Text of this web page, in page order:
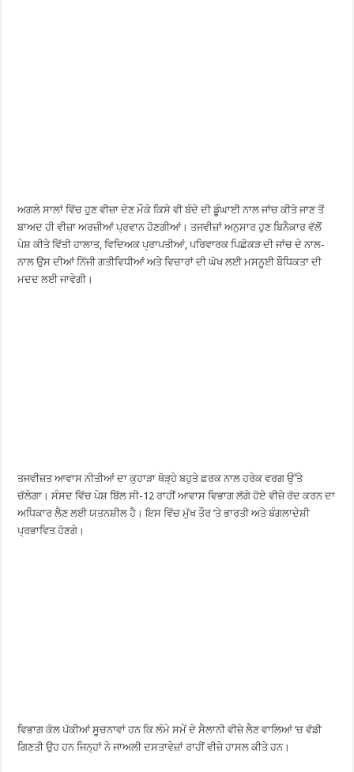
ਅਗਲੇ ਸਾਲਾਂ ਵਿੱਚ ਹੁਣ ਵੀਜ਼ਾ ਦੇਣ ਮੌਕੇ ਕਿਸੇ ਵੀ ਬੰਦੇ ਦੀ ਡੂੰਘਾਈ ਨਾਲ ਜਾਂਚ ਕੀਤੇ ਜਾਣ ਤੋਂ
ਬਾਅਦ ਹੀ ਵੀਜ਼ਾ ਅਰਜ਼ੀਆਂ ਪ੍ਰਵਾਨ ਹੋਣਗੀਆਂ। ਤਜਵੀਜ਼ਾਂ ਅਨੁਸਾਰ ਹੁਣ ਬਿਨੈਕਾਰ ਵੱਲੋਂ
ਪੇਸ਼ ਕੀਤੇ ਵਿੱਤੀ ਹਾਲਾਤ, ਵਿਦਿਅਕ ਪ੍ਰਾਪਤੀਆਂ, ਪਰਿਵਾਰਕ ਪਿਛੋਕੜ ਦੀ ਜਾਂਚ ਦੇ ਨਾਲ-
ਨਾਲ ਉਸ ਦੀਆਂ ਨਿੱਜੀ ਗਤੀਵਿਧੀਆਂ ਅਤੇ ਵਿਚਾਰਾਂ ਦੀ ਘੋਖ ਲਈ ਮਸਨੂਈ ਬੌਧਿਕਤਾ ਦੀ
ਮਦਦ ਲਈ ਜਾਵੇਗੀ।
ਤਜਵੀਜ਼ਤ ਆਵਾਸ ਨੀਤੀਆਂ ਦਾ ਕੁਹਾੜਾ ਥੋੜ੍ਹੇ ਬਹੁਤੇ ਫ਼ਰਕ ਨਾਲ ਹਰੇਕ ਵਰਗ ਉੱਤੇ
ਚੱਲੇਗਾ। ਸੰਸਦ ਵਿੱਚ ਪੇਸ਼ ਬਿੱਲ ਸੀ-12 ਰਾਹੀਂ ਆਵਾਸ ਵਿਭਾਗ ਲੱਗੇ ਹੋਏ ਵੀਜ਼ੇ ਰੱਦ ਕਰਨ ਦਾ
ਅਧਿਕਾਰ ਲੈਣ ਲਈ ਯਤਨਸ਼ੀਲ ਹੈ। ਇਸ ਵਿੱਚ ਮੁੱਖ ਤੌਰ ’ਤੇ ਭਾਰਤੀ ਅਤੇ ਬੰਗਲਾਦੇਸ਼ੀ
ਪ੍ਰਭਾਵਿਤ ਹੋਣਗੇ।
ਵਿਭਾਗ ਕੋਲ ਪੱਕੀਆਂ ਸੂਚਨਾਵਾਂ ਹਨ ਕਿ ਲੰਮੇ ਸਮੇਂ ਦੇ ਸੈਲਾਨੀ ਵੀਜ਼ੇ ਲੈਣ ਵਾਲਿਆਂ ’ਚ ਵੱਡੀ
ਗਿਣਤੀ ਉਹ ਹਨ ਜਿਨ੍ਹਾਂ ਨੇ ਜਾਅਲੀ ਦਸਤਾਵੇਜ਼ਾਂ ਰਾਹੀਂ ਵੀਜ਼ੇ ਹਾਸਲ ਕੀਤੇ ਹਨ।